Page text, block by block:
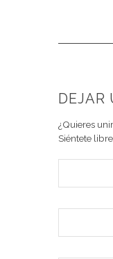
DEJAR
¿Quieres
Siéntete